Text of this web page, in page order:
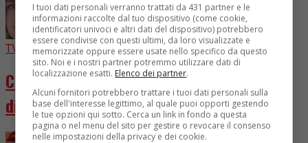
TV 4 giorni fa
Chiara Ferragni diventa attrice in “Come
distruggere l’ex”
I tuoi dati personali verranno trattati da 431 partner e le
informazioni raccolte dal tuo dispositivo (come cookie,
identificatori univoci e altri dati del dispositivo) potrebbero
essere condivise con questi ultimi, da loro visualizzate e
memorizzate oppure essere usate nello specifico da questo
sito. Noi e i nostri partner potremmo utilizzare dati di
localizzazione esatti. Elenco dei partner.
Alcuni fornitori potrebbero trattare i tuoi dati personali sulla
base dell'interesse legittimo, al quale puoi opporti gestendo
le tue opzioni qui sotto. Cerca un link in fondo a questa
pagina o nel menu del sito per gestire o revocare il consenso
nelle impostazioni della privacy e dei cookie.